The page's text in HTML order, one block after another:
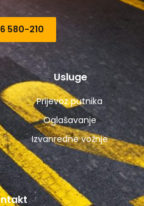
580-210​
Usluge
Prijevoz putnika
Oglašavanje
Izvanredne vožnje